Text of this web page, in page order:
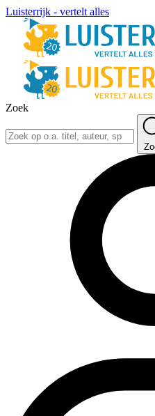
Luisterrijk - vertelt alles
Zoek